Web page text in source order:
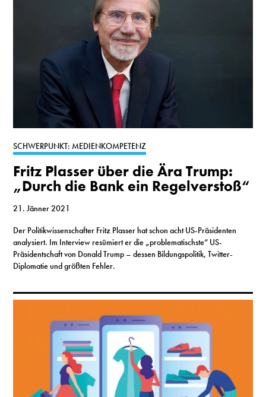
SCHWERPUNKT: MEDIENKOMPETENZ
Fritz Plasser über die Ära Trump:
„Durch die Bank ein Regelverstoß“
21. Jänner 2021
Der Politikwissenschafter Fritz Plasser hat schon acht US-Präsidenten
analysiert. Im Interview resümiert er die „problematischste“ US-
Präsidentschaft von Donald Trump – dessen Bildungspolitik, Twitter-
Diplomatie und größten Fehler.